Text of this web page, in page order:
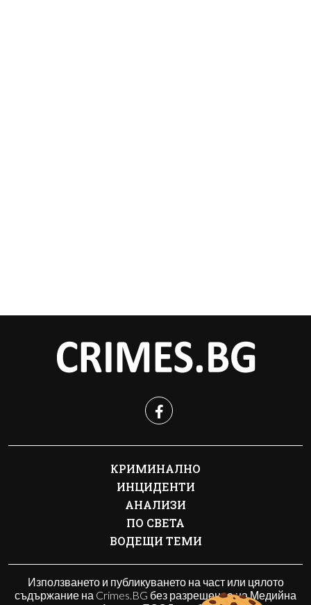
КРИМИНАЛНО
ИНЦИДЕНТИ
АНАЛИЗИ
ПО СВЕТА
ВОДЕЩИ ТЕМИ
Използването и публикуването на част или цялото
съдържание на Crimes.BG без разрешение на Медийна